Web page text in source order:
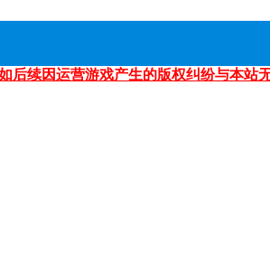
后续因运营游戏产生的版权纠纷与本站